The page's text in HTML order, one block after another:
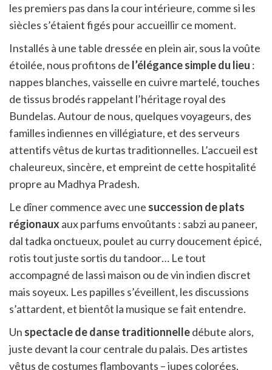
les premiers pas dans la cour intérieure, comme si les
siècles s’étaient figés pour accueillir ce moment.
Installés à une table dressée en plein air, sous la voûte
étoilée, nous profitons de l’élégance simple du lieu :
nappes blanches, vaisselle en cuivre martelé, touches
de tissus brodés rappelant l’héritage royal des
Bundelas. Autour de nous, quelques voyageurs, des
familles indiennes en villégiature, et des serveurs
attentifs vêtus de kurtas traditionnelles. L’accueil est
chaleureux, sincère, et empreint de cette hospitalité
propre au Madhya Pradesh.
Le dîner commence avec une succession de plats
régionaux aux parfums envoûtants : sabzi au paneer,
dal tadka onctueux, poulet au curry doucement épicé,
rotis tout juste sortis du tandoor… Le tout
accompagné de lassi maison ou de vin indien discret
mais soyeux. Les papilles s’éveillent, les discussions
s’attardent, et bientôt la musique se fait entendre.
Un spectacle de danse traditionnelledébute alors,
juste devant la cour centrale du palais. Des artistes
vêtus de costumes flamboyants – jupes colorées,